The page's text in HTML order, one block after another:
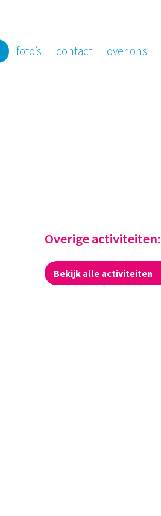
foto’s contact over ons
Overige activiteiten:
Bekijk alle activiteiten